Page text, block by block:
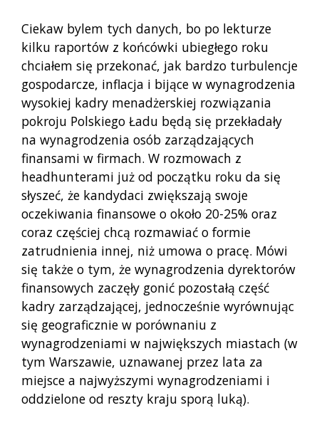
Ciekaw bylem tych danych, bo po lekturze
kilku raportów z końcówki ubiegłego roku
chciałem się przekonać, jak bardzo turbulencje
gospodarcze, inflacja i bijące w wynagrodzenia
wysokiej kadry menadżerskiej rozwiązania
pokroju Polskiego Ładu będą się przekładały
na wynagrodzenia osób zarządzających
finansami w firmach. W rozmowach z
headhunterami już od początku roku da się
słyszeć, że kandydaci zwiększają swoje
oczekiwania finansowe o około 20-25% oraz
coraz częściej chcą rozmawiać o formie
zatrudnienia innej, niż umowa o pracę. Mówi
się także o tym, że wynagrodzenia dyrektorów
finansowych zaczęły gonić pozostałą część
kadry zarządzającej, jednocześnie wyrównując
się geograficznie w porównaniu z
wynagrodzeniami w największych miastach (w
tym Warszawie, uznawanej przez lata za
miejsce a najwyższymi wynagrodzeniami i
oddzielone od reszty kraju sporą luką).